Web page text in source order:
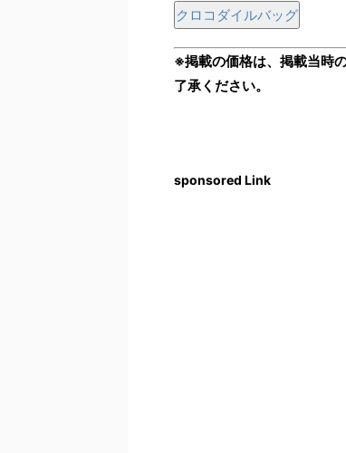
クロコダイルバッグ
※掲載の価格は、掲載当時
了承ください。
sponsored Link